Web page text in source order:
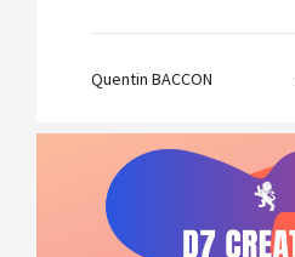
Quentin BACCON